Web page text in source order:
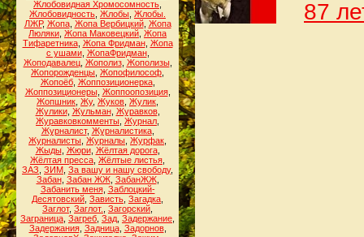
Жлобовидная Хромосомность
Жлобовидность Жлобы Жлобы.
ЛЖР, Жопа, Жопа Вербицкий, Жопа
Люляки Жопа Маковецкий Жопа
Тифаретника, Жопа Фридман, Жопа
с ушами, ЖопаФридман,
Жоподавалец, Жополиз, Жополизы,
Жопорожденцы Жопофилософ
Жопоёб, Жоппозиционерка,
Жоппозиционеры, Жоппоопозиция,
Жопшник Жу, Жуков Жулик
Жулики, Жульман, Журавков,
Журавковкомменты Журнал
Журналист, Журналистика,
Журналисты Журналы Журфак
Жыды, Жюри, Жёлтая дорога,
Жёлтая пресса Жёлтые листья
ЗАЗ ЗИМ За вашу и нашу свободу,
Забан, Забан ЖЖ, ЗабанЖЖ,
Забанить меня, Заблоцкий-
Десятовский Зависть Загадка
Заглот, Заглот. Загорский
Заграница Загреб Зад Задержание
Задержания, Задница, Задорнов,
87